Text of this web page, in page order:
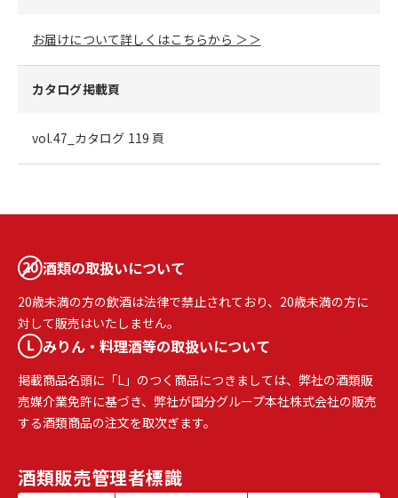
お届けについて詳しくはこちらから ＞＞
カタログ掲載頁
vol.47_カタログ 119 頁
酒類の取扱いについて
20歳未満の方の飲酒は法律で禁止されており、20歳未満の方に
対して販売はいたしません。
みりん・料理酒等の取扱いについて
掲載商品名頭に「L」のつく商品につきましては、弊社の酒類販
売媒介業免許に基づき、弊社が国分グループ本社株式会社の販売
する酒類商品の注文を取次ぎます。
酒類販売管理者標識